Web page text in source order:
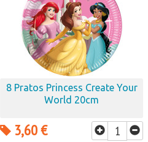
8 Pratos Princess Create Your
World 20cm
3,60 €